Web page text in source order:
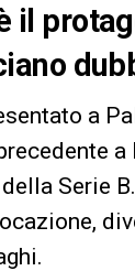
il
a
Serie